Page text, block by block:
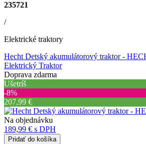
235721
/
Elektrické traktory
Hecht Detský akumulátorový traktor -
Elektrický Traktor
Doprava zdarma
Ušetríš
‐8%
207,99 €
Na objednávku
189,99 € s DPH
Pridať do košíka